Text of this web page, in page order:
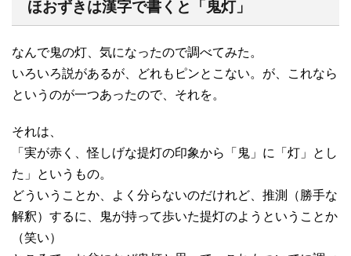
ほおずきは漢字で書くと「鬼灯」
なんで鬼の灯、気になったので調べてみた。
いろいろ説があるが、どれもピンとこない。が、これなら
というのが一つあったので、それを。
それは、
「実が赤く、怪しげな提灯の印象から「鬼」に「灯」とし
た」というもの。
どういうことか、よく分らないのだけれど、推測（勝手な
解釈）するに、鬼が持って歩いた提灯のようということか
（笑い）